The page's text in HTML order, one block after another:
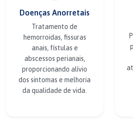
Doenças Anorretais
Tratamento de
hemorroidas, fissuras
anais, fístulas e
abscessos perianais,
proporcionando alívio
dos sintomas e melhoria
da qualidade de vida.